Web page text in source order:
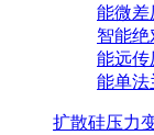
能微差
智能绝
能远传
能单法
扩散硅压力